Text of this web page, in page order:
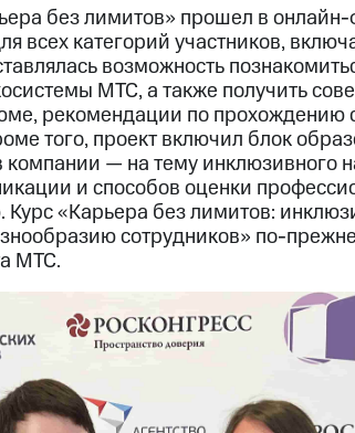
без лимитов» прошел в онлайн-
всех категорий участников,
возможность
МТС, а также получить
рекомендации по прохождению
того, проект включил блок
компании — на тему инклюзивного
и способов оценки
«Карьера без лимитов:
сотрудников» по-
МТС.